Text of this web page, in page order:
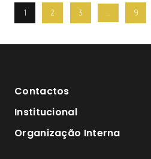
Navegação
De
Página
1 2 3 9
Contactos
Institucional
Organização Interna